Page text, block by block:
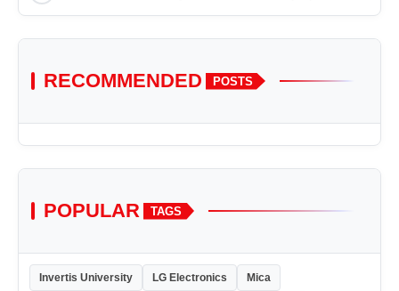
RECOMMENDED POSTS
POPULAR TAGS
Invertis University LG Electronics Mica